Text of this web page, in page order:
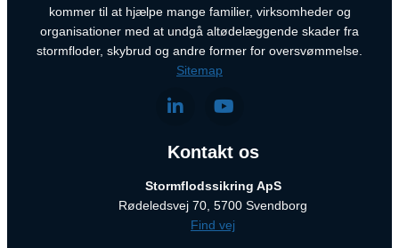
kommer til at hjælpe mange familier, virksomheder og
organisationer med at undgå altødelæggende skader fra
stormfloder, skybrud og andre former for oversvømmelse.
Sitemap
Kontakt os
Stormflodssikring ApS
Rødeledsvej 70, 5700 Svendborg
Find vej